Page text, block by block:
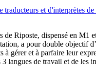
traducteurs et d'interprètes
de Riposte, dispensé en M1
a pour double objectif
à gérer et à parfaire leur
3 langues de travail et de les